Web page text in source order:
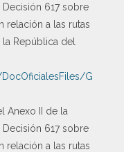
Decisión 617 sobre
relación a las rutas
República del
G
Anexo II de la
Decisión 617 sobre
relación a las rutas